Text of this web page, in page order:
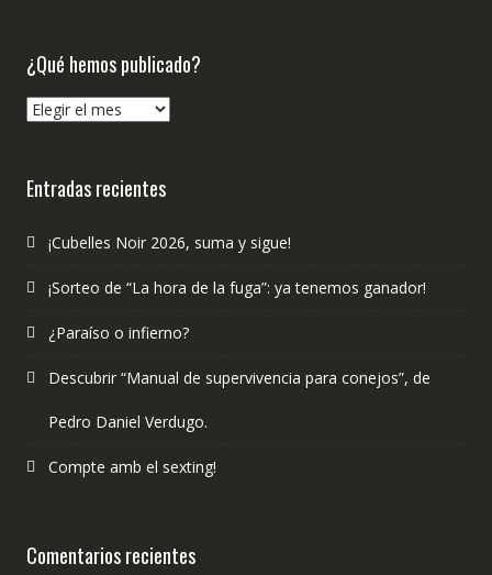
¿Qué hemos publicado?
¿Qué
Entradas recientes
¡Cubelles Noir 2026, suma y sigue!
¡Sorteo de “La hora de la fuga”: ya tenemos ganador!
¿Paraíso o infierno?
Descubrir “Manual de supervivencia para conejos”, de
Pedro Daniel Verdugo.
Compte amb el sexting!
Comentarios recientes